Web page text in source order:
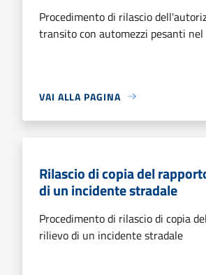
Procedimento di rilascio
transito con automezzi pesanti
VAI ALLA PAGINA
Rilascio di copia del
di un incidente stradale
Procedimento di rilascio di copia
rilievo di un incidente stradale